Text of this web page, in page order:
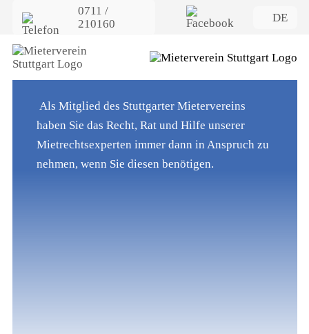
0711 /
210160
DE
Kontakt
Wir sind für Sie da
Als Mitglied des Stuttgarter Mietervereins
haben Sie das Recht, Rat und Hilfe unserer
Mietrechtsexperten immer dann in Anspruch zu
nehmen, wenn Sie diesen benötigen.